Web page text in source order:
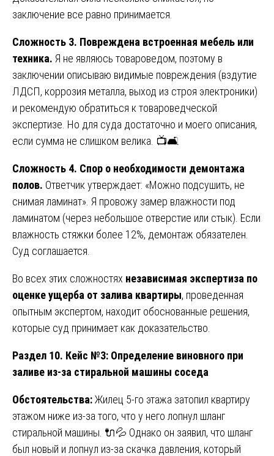
заключение все равно принимается.
Сложность 3. Повреждена встроенная мебель или
техника. Я не являюсь товароведом, поэтому в
заключении описываю видимые повреждения (вздутие
ЛДСП, коррозия металла, выход из строя электроники)
и рекомендую обратиться к товароведческой
экспертизе. Но для суда достаточно и моего описания,
если сумма не слишком велика. 📺🛋️
Сложность 4. Спор о необходимости демонтажа
полов. Ответчик утверждает: «Можно подсушить, не
снимая ламинат». Я провожу замер влажности под
ламинатом (через небольшое отверстие или стык). Если
влажность стяжки более 12%, демонтаж обязателен.
Суд соглашается.
Во всех этих сложностях независимая экспертиза по
оценке ущерба от залива квартиры, проведенная
опытным экспертом, находит обоснованные решения,
которые суд принимает как доказательство.
Раздел 10. Кейс №3: Определение виновного при
заливе из-за стиральной машины соседа
Обстоятельства:Жилец 5-го этажа затопил квартиру
этажом ниже из-за того, что у него лопнул шланг
стиральной машины. 🔌💦 Однако он заявил, что шланг
был новый и лопнул из-за скачка давления, который